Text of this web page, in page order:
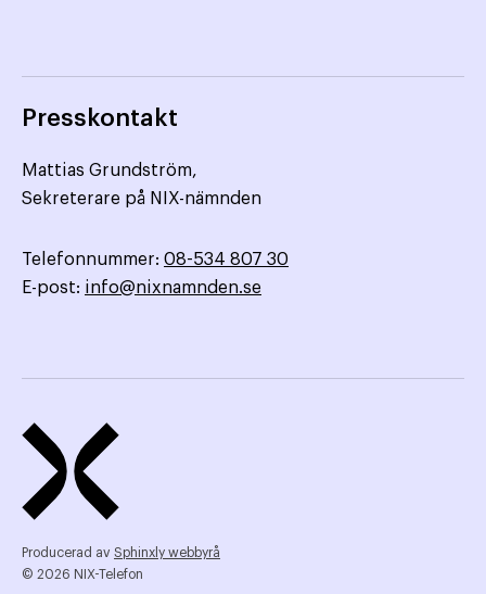
Presskontakt
Mattias Grundström,
Sekreterare på NIX-nämnden
Telefonnummer: 08-534 807 30
E-post: info@nixnamnden.se
Producerad av Sphinxly webbyrå
© 2026 NIX-Telefon